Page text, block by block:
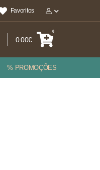
Favoritos
0.00€
0
% PROMOÇÕES